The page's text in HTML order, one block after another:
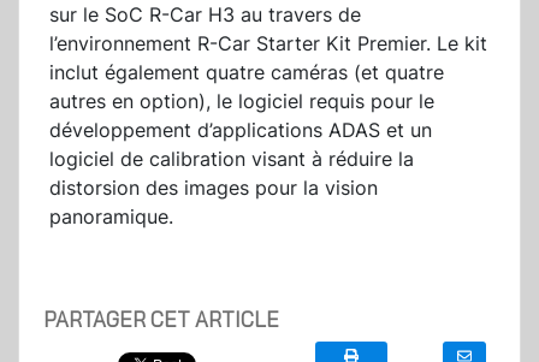
sur le SoC R-Car H3 au travers de
l’environnement R-Car Starter Kit Premier. Le kit
inclut également quatre caméras (et quatre
autres en option), le logiciel requis pour le
développement d’applications ADAS et un
logiciel de calibration visant à réduire la
distorsion des images pour la vision
panoramique.
PARTAGER CET ARTICLE